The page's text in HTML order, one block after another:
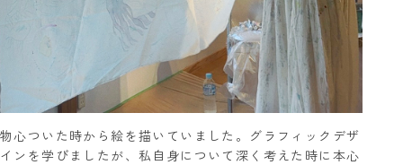
物心ついた時から絵を描いていました。グラフィックデザ
インを学びましたが、私自身について深く考えた時に本心